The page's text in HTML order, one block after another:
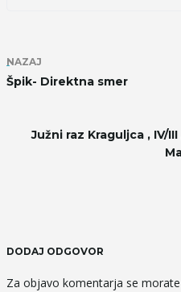
NAZAJ
Špik- Direktna smer
Južni raz Kraguljca , IV/
DODAJ ODGOVOR
Za objavo komentarja se morate